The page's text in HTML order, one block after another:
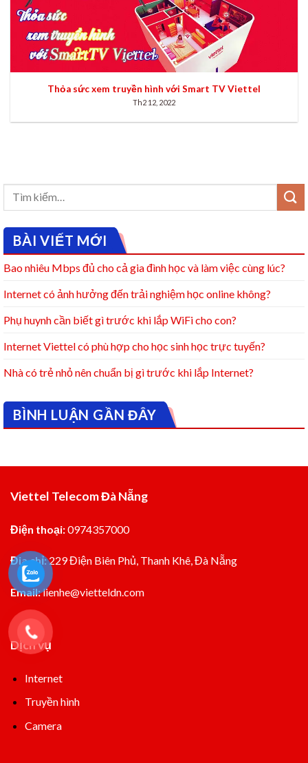
Thỏa sức xem truyền hình với Smart TV Viettel
Th2 12, 2022
BÀI VIẾT MỚI
Bao nhiêu Mbps đủ cho cả gia đình học và làm việc cùng lúc?
Internet có ảnh hưởng đến trải nghiệm học online không?
Phụ huynh cần biết gì trước khi lắp WiFi cho con?
Internet Viettel có phù hợp cho học sinh học trực tuyến?
Nhà có trẻ nhỏ nên chuẩn bị gì trước khi lắp Internet?
BÌNH LUẬN GẦN ĐÂY
Viettel Telecom Đà Nẵng
Điện thoại:0974357000
Đia chỉ:229 Điện Biên Phủ, Thanh Khê, Đà Nẵng
Email:lienhe@vietteldn.com
Dịch vụ
Internet
Truyền hình
Camera